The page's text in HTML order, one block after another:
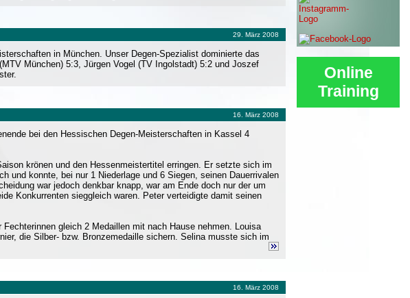
29. März 2008
in München. Unser Degen-Spezialist dominierte das
München) 5:3, Jürgen Vogel (TV Ingolstadt) 5:2 und Joszef
16. März 2008
bei den Hessischen Degen-Meisterschaften in Kassel 4
krönen und den Hessenmeistertitel erringen. Er setzte sich im
und konnte, bei nur 1 Niederlage und 6 Siegen, seinen Dauerrivalen
war jedoch denkbar knapp, war am Ende doch nur der um
Konkurrenten sieggleich waren. Peter verteidigte damit seinen
gleich 2 Medaillen mit nach Hause nehmen. Louisa
die Silber- bzw. Bronzemedaille sichern. Selina musste sich im
16. März 2008
Online
Training